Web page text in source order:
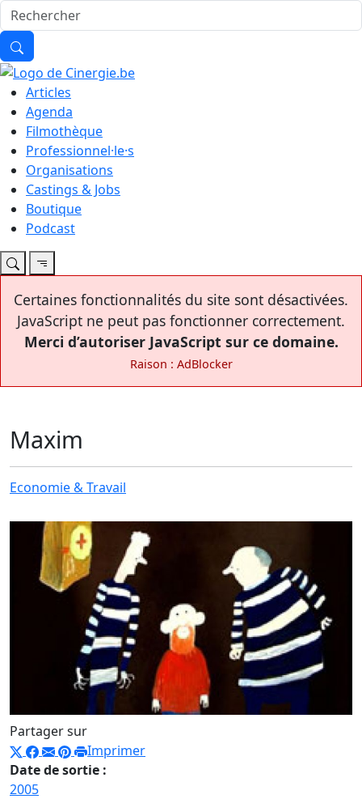
Articles
Agenda
Filmothèque
Professionnel·le·s
Organisations
Castings & Jobs
Boutique
Podcast
Certaines fonctionnalités du site sont désactivées.
JavaScript ne peut pas fonctionner correctement.
Merci d’autoriser JavaScript sur ce domaine.
Raison : AdBlocker
Maxim
Economie & Travail
Partager sur
Imprimer
Date de sortie :
2005